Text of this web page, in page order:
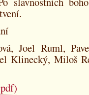
Joel Ruml,
Klinecký, Miloš